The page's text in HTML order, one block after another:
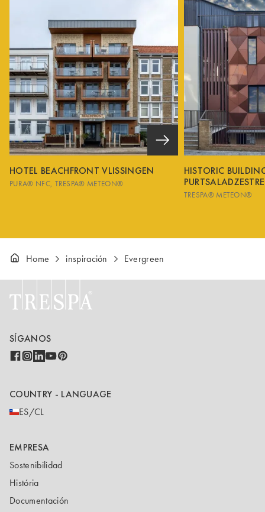
HOTEL BEACHFRONT VLISSINGEN
PURA® NFC TRESPA® METEON®
HISTORIC
TRESPA® METEON®
Home inspiración Evergreen
SÍGANOS
COUNTRY - LANGUAGE
ES/CL
EMPRESA
Sostenibilidad
História
Documentación